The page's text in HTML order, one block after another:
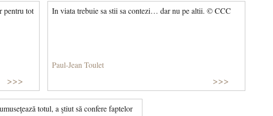
pentru tot
>>>
In viata trebuie sa stii sa contezi… dar nu pe altii. © CCC
Paul-Jean Toulet
>>>
totul, a ştiut să confere faptelor